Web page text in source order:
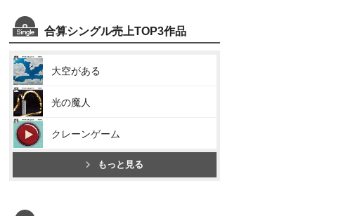
合算シングル売上TOP3作品
大空がある
光の魔人
クレーンゲーム
もっと見る